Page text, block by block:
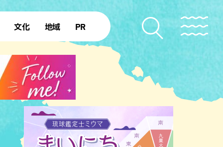
文化
復帰50年
地域
本島北部 本島中部
本島南部 先島諸島
北部離島
PR